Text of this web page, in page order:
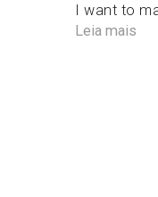
I want to
Leia mais